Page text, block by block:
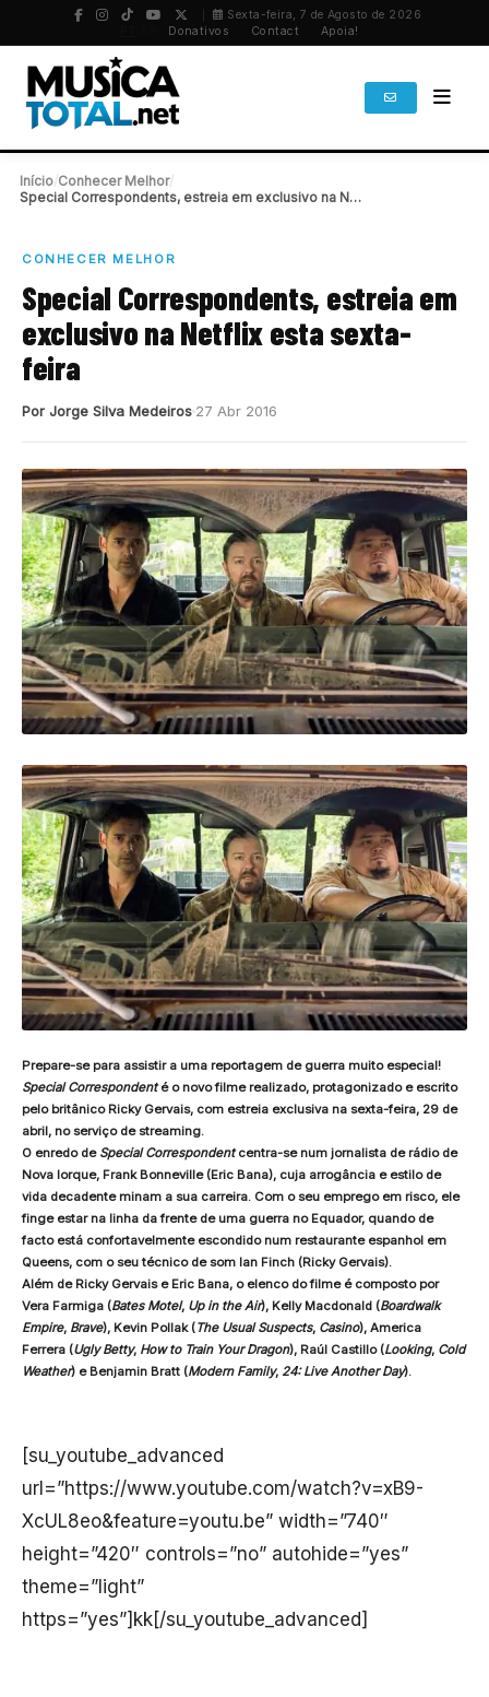
Sexta-feira, 7 de Agosto de 2026
Donativos Contact Apoia!
Início Conhecer Melhor/
Special Correspondents, estreia em exclusivo na Netflix esta…
CONHECER MELHOR
Special Correspondents, estreia em
exclusivo na Netflix esta sexta-
feira
Por Jorge Silva Medeiros 27 Abr 2016
Prepare-se para assistir a uma reportagem de guerra muito especial!
Special Correspondenté o novo filme realizado, protagonizado e escrito
pelo britânico Ricky Gervais, com estreia exclusiva na sexta-feira, 29 de
abril, no serviço de streaming.
O enredo de Special Correspondentcentra-se num jornalista de rádio de
Nova Iorque, Frank Bonneville (Eric Bana), cuja arrogância e estilo de
vida decadente minam a sua carreira. Com o seu emprego em risco, ele
finge estar na linha da frente de uma guerra no Equador, quando de
facto está confortavelmente escondido num restaurante espanhol em
Queens, com o seu técnico de som Ian Finch (Ricky Gervais).
Além de Ricky Gervais e Eric Bana, o elenco do filme é composto por
Vera Farmiga (Bates Motel, Up in the Air), Kelly Macdonald (Boardwalk
Empire, Brave), Kevin Pollak (The Usual Suspects, Casino), America
Ferrera (Ugly Betty, How to Train Your Dragon), Raúl Castillo (Looking, Cold
Weather) e Benjamin Bratt (Modern Family, 24: Live Another Day).
[su_youtube_advanced
url=”https://www.youtube.com/watch?v=xB9-
XcUL8eo&feature=youtu.be” width=”740″
height=”420″ controls=”no” autohide=”yes”
theme=”light”
https=”yes”]kk[/su_youtube_advanced]